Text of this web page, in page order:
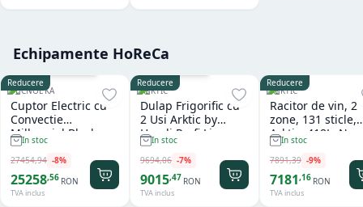
Echipamente HoReCa
Reducere
TECNOEKA
Cuptor Electric cu
Convectie
Millennial Black
Mask Gastro 11 tavi
x GN 1/1 Tecnoeka
In stoc
27454,94 -8%
25258,56 RON
TVA inclus
Reducere
ARKTIC
Dulap Frigorific cu
2 Usi Arktic by
Hendi Profi Line
Seria 800 - 1.240 L
In stoc
9694,06 -7%
9015,47 RON
TVA inclus
Reducere
ARKTIC
Racitor de vin, 2
zone, 131 sticle,
Arktic, 418L,
In stoc
7891,39 -9%
7181,16 RON
TVA inclus